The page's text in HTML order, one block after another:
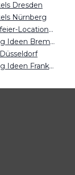
Dresden
Nürnberg
Weihnachtsfeier-Locations Dresden
Teambuilding Ideen Bremen
Teambuilding Ideen Frankfurt